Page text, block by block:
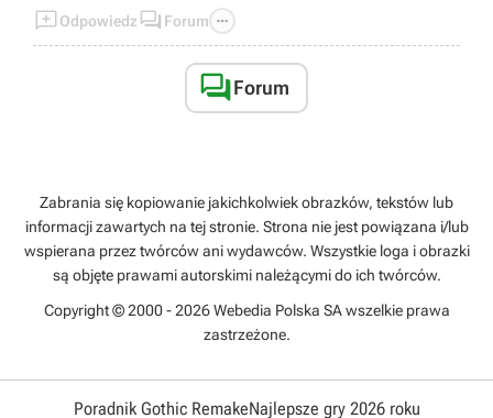
Odpowiedz  Forum 
Forum
Zabrania się kopiowanie jakichkolwiek obrazków, tekstów lub
informacji zawartych na tej stronie. Strona nie jest powiązana i/lub
wspierana przez twórców ani wydawców. Wszystkie loga i obrazki
są objęte prawami autorskimi należącymi do ich twórców.
Copyright © 2000 - 2026 Webedia Polska SA wszelkie prawa
zastrzeżone.
Poradnik Gothic RemakeNajlepsze gry 2026 roku